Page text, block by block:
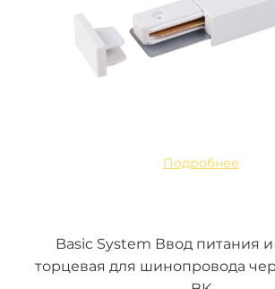
Подробнее
Basic System Ввод питания и
торцевая для шинопровода